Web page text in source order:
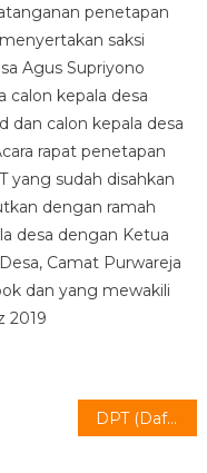
penetapan
saksi
Agus Supriyono
calon kepala desa
dan calon kepala desa
rapat penetapan
yang sudah disahkan
dengan ramah
desa dengan Ketua
Camat Purwareja
dan yang mewakili
2019
DPT (Daftar Pemilih Tetap) PEMILIHAN KEPALA DESA KLAMPOK 2019-2025